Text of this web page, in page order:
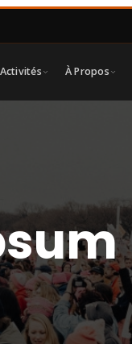
Comptable
& Audit
Informatiques
À Propos